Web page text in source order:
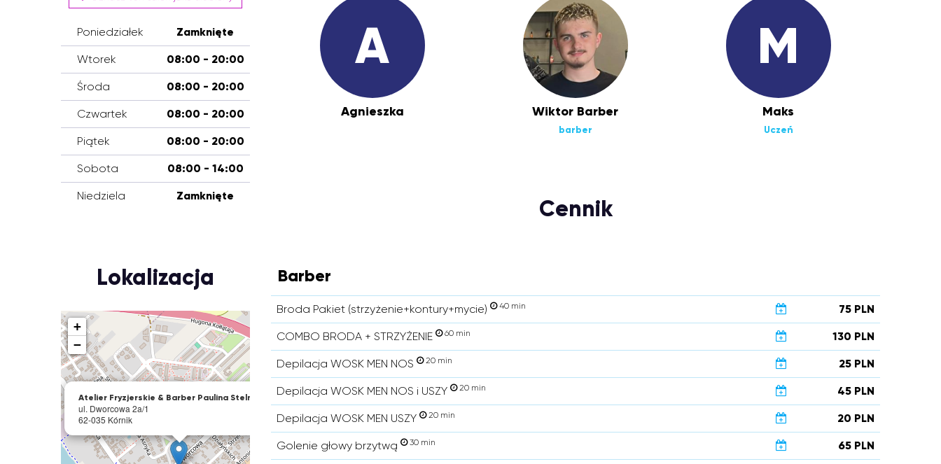
Poniedziałek Zamknięte
Wtorek 08:00 - 20:00
Środa 08:00 - 20:00
Czwartek 08:00 - 20:00
Piątek 08:00 - 20:00
Sobota 08:00 - 14:00
Niedziela Zamknięte
Lokalizacja
Atelier Fryzjerskie & Barber Paulina Stelmaszyk
ul. Dworcowa 2a/1
62-035 Kórnik
×
+
−
A
Agnieszka Wiktor Barber
barber
M
Maks
Uczeń
Cennik
Barber
Broda Pakiet (strzyżenie+kontury+mycie) 40 min 75 PLN
COMBO BRODA + STRZYŻENIE 60 min 130 PLN
Depilacja WOSK MEN NOS 20 min 25 PLN
Depilacja WOSK MEN NOS i USZY 20 min 45 PLN
Depilacja WOSK MEN USZY 20 min 20 PLN
Golenie głowy brzytwą 30 min 65 PLN